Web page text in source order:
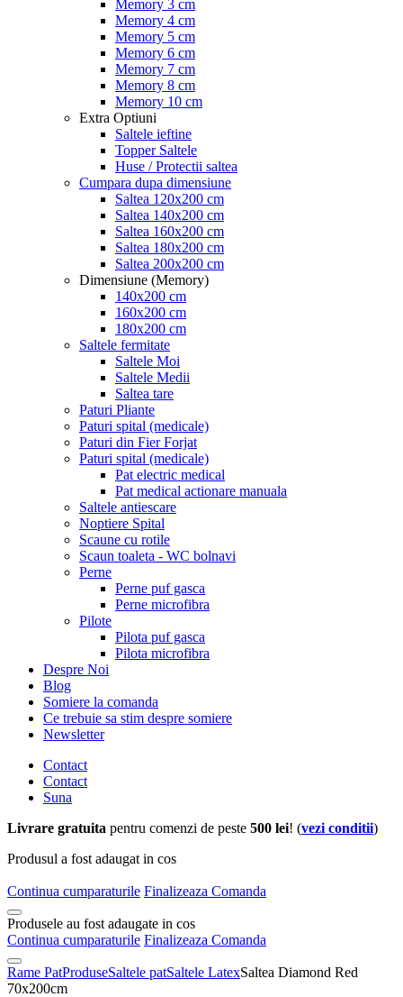
Memory 3 cm
Memory 4 cm
Memory 5 cm
Memory 6 cm
Memory 7 cm
Memory 8 cm
Memory 10 cm
Extra Optiuni
Saltele ieftine
Topper Saltele
Huse / Protectii saltea
Cumpara dupa dimensiune
Saltea 120x200 cm
Saltea 140x200 cm
Saltea 160x200 cm
Saltea 180x200 cm
Saltea 200x200 cm
Dimensiune (Memory)
140x200 cm
160x200 cm
180x200 cm
Saltele fermitate
Saltele Moi
Saltele Medii
Saltea tare
Paturi Pliante
Paturi spital (medicale)
Paturi din Fier Forjat
Paturi spital (medicale)
Pat electric medical
Pat medical actionare manuala
Saltele antiescare
Noptiere Spital
Scaune cu rotile
Scaun toaleta - WC bolnavi
Perne
Perne puf gasca
Perne microfibra
Pilote
Pilota puf gasca
Pilota microfibra
Despre Noi
Blog
Somiere la comanda
Ce trebuie sa stim despre somiere
Newsletter
Contact
Contact
Suna
Livrare gratuita pentru comenzi de peste 500 lei! (vezi conditii)
Produsul a fost adaugat in cos
Continua cumparaturile Finalizeaza Comanda
Produsele au fost adaugate in cos
Continua cumparaturile Finalizeaza Comanda
Rame PatProduseSaltele patSaltele LatexSaltea Diamond Red
70x200cm